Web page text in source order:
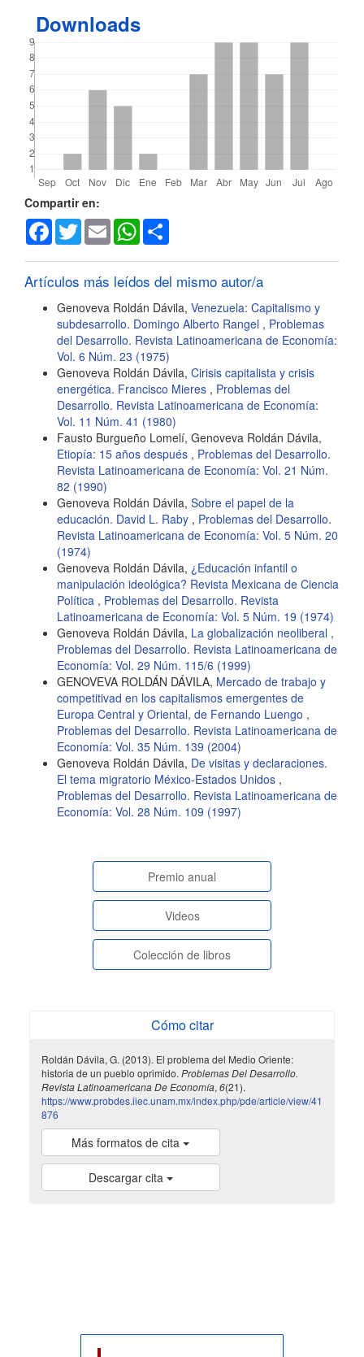
del
artículo
Downloads
Detalles
del
artículo
Compartir en:
Facebook
Twitter Email WhatsApp
Artículos más leídos del mismo autor/a
Genoveva Roldán Dávila, Venezuela: Capitalismo y
subdesarrollo. Domingo Alberto Rangel , Problemas
del Desarrollo. Revista Latinoamericana de Economía:
Vol. 6 Núm. 23 (1975)
Genoveva Roldán Dávila, Cirisis capitalista y crisis
energética. Francisco Mieres , Problemas del
Desarrollo. Revista Latinoamericana de Economía:
Vol. 11 Núm. 41 (1980)
Fausto Burgueño Lomelí, Genoveva Roldán Dávila,
Etiopía: 15 años después , Problemas del Desarrollo.
Revista Latinoamericana de Economía: Vol. 21 Núm.
82 (1990)
Genoveva Roldán Dávila, Sobre el papel de la
educación. David L. Raby , Problemas del Desarrollo.
Revista Latinoamericana de Economía: Vol. 5 Núm. 20
(1974)
Genoveva Roldán Dávila, ¿Educación infantil o
manipulación ideológica? Revista Mexicana de Ciencia
Política , Problemas del Desarrollo. Revista
Latinoamericana de Economía: Vol. 5 Núm. 19 (1974)
Genoveva Roldán Dávila, La globalización neoliberal ,
Problemas del Desarrollo. Revista Latinoamericana de
Economía: Vol. 29 Núm. 115/6 (1999)
GENOVEVA ROLDÁN DÁVILA, Mercado de trabajo y
competitivad en los capitalismos emergentes de
Europa Central y Oriental, de Fernando Luengo ,
Problemas del Desarrollo. Revista Latinoamericana de
Economía: Vol. 35 Núm. 139 (2004)
Genoveva Roldán Dávila, De visitas y declaraciones.
El tema migratorio México-Estados Unidos ,
Problemas del Desarrollo. Revista Latinoamericana de
Economía: Vol. 28 Núm. 109 (1997)
paginasespeciales
Premio anual
Videos
Colección de libros
Cómo citar
Roldán Dávila, G. (2013). El problema del Medio Oriente:
historia de un pueblo oprimido. Problemas Del Desarrollo.
Revista Latinoamericana De Economía, 6(21).
https://www.probdes.iiec.unam.mx/index.php/pde/article/view/41
876
Más formatos de cita
Descargar cita